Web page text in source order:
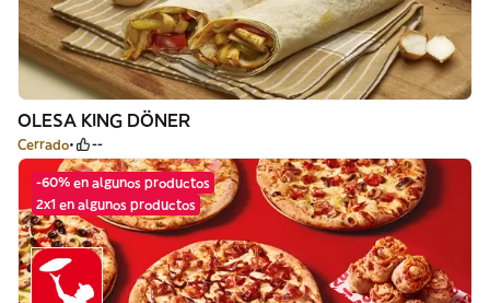
OLESA KING DÖNER
Cerrado --
-60% en algunos productos
2x1 en algunos productos